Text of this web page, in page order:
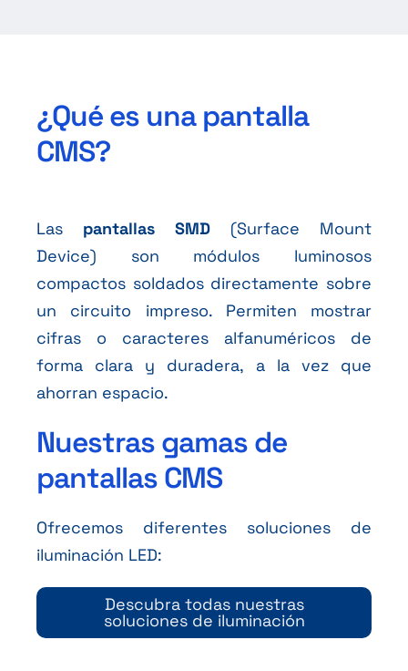
¿Qué es una pantalla
CMS?
Las pantallas SMD (Surface Mount
Device) son módulos luminosos
compactos soldados directamente sobre
un circuito impreso. Permiten mostrar
cifras o caracteres alfanuméricos de
forma clara y duradera, a la vez que
ahorran espacio.
Nuestras gamas de
pantallas CMS
Ofrecemos diferentes soluciones de
iluminación LED:
Descubra todas nuestras
soluciones de iluminación